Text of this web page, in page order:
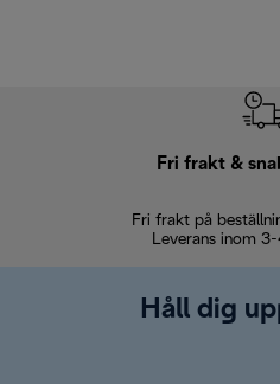
Fri frakt &
Fri frakt på
Leverans inom
Håll dig